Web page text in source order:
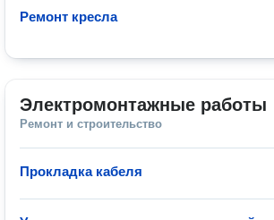
Ремонт кресла
Электромонтажные работы
Ремонт и строительство
Прокладка кабеля